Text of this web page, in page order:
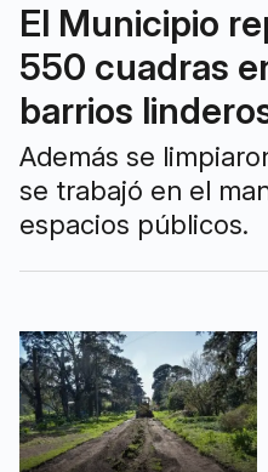
El Municipio
550 cuadras
barrios
Además se
se trabajó en el
espacios públicos.